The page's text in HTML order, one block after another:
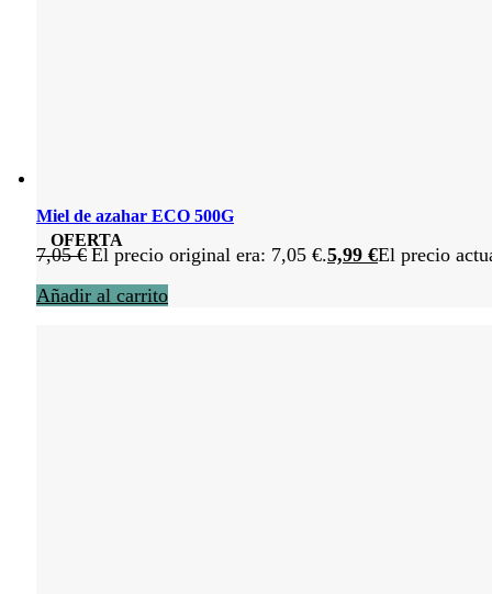
OFERTA
Miel de azahar ECO 500G
7,05€ El precio original era: 7,05 €.5,99 €El precio
Añadir al carrito